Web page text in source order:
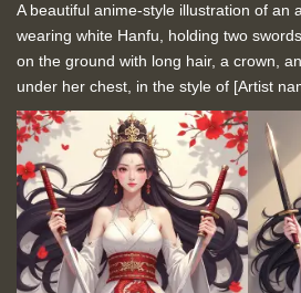
A beautiful anime-style illustration of an
wearing white Hanfu, holding two
on the ground with long hair, a crown,
under her chest, in the style of [Artist